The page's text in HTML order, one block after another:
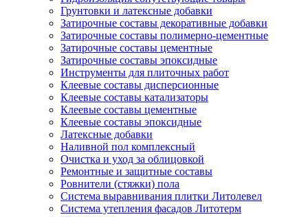
Грунтовки и латексные добавки
Затирочные составы декоративные добавки
Затирочные составы полимерно-цементные
Затирочные составы цементные
Затирочные составы эпоксидные
Инструменты для плиточных работ
Клеевые составы дисперсионные
Клеевые составы катализаторы
Клеевые составы цементные
Клеевые составы эпоксидные
Латексные добавки
Наливной пол комплексный
Очистка и уход за облицовкой
Ремонтные и защитные составы
Ровнители (стяжки) пола
Система выравнивания плитки Литолевел
Система утепления фасадов Литотерм